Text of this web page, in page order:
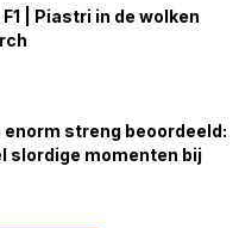
| Piastri in de wolken
streng beoordeeld:
slordige momenten bij